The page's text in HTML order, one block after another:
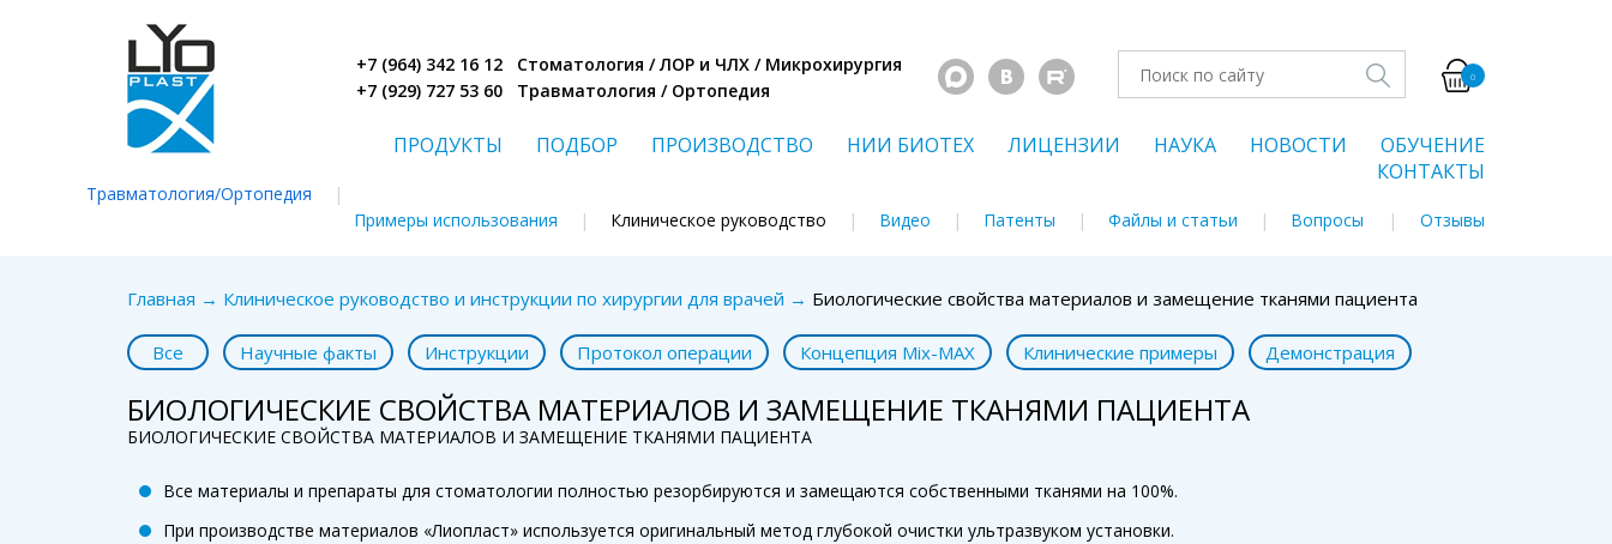
Травматология/Ортопедия |
+7 (964) 342 16 12 Стоматология / ЛОР и ЧЛХ / Микрохирургия
+7 (929) 727 53 60 Травматология / Ортопедия
0
ПРОДУКТЫ ПОДБОР ПРОИЗВОДСТВО НИИ БИОТЕХ ЛИЦЕНЗИИ НАУКА НОВОСТИ
ОБУЧЕНИЕ
КОНТАКТЫ
Примеры использования Клиническое руководство Видео Патенты Файлы и статьи Вопросы Отзывы
Главная → Клиническое руководство и инструкции по хирургии для врачей → Биологические свойства материалов и замещение тканями пациента
Все Научные факты Инструкции Протокол операции Концепция Mix-MAX Клинические примеры Демонстрация
БИОЛОГИЧЕСКИЕ СВОЙСТВА МАТЕРИАЛОВ И ЗАМЕЩЕНИЕ ТКАНЯМИ ПАЦИЕНТА
БИОЛОГИЧЕСКИЕ СВОЙСТВА МАТЕРИАЛОВ И ЗАМЕЩЕНИЕ ТКАНЯМИ ПАЦИЕНТА
Все материалы и препараты для стоматологии полностью резорбируются и замещаются собственными тканями на 100%.
При производстве материалов «Лиопласт» используется оригинальный метод глубокой очистки ультразвуком установки.